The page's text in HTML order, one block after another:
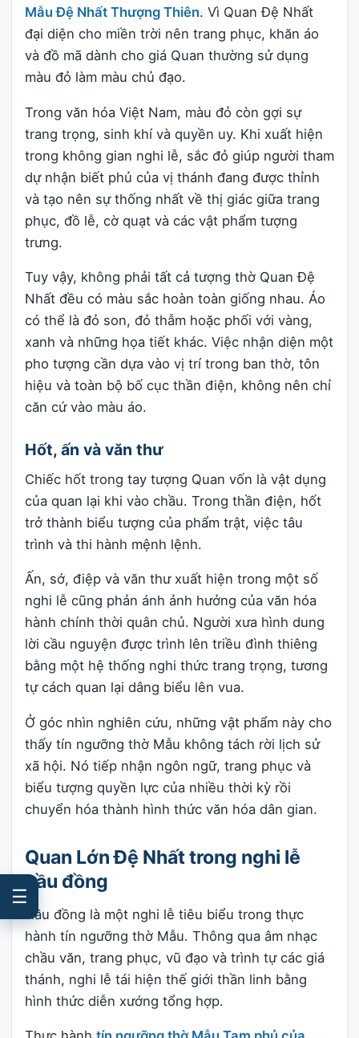
Mẫu Đệ Nhất Thượng Thiên. Vì Quan Đệ Nhất
đại diện cho miền trời nên trang phục, khăn áo
và đồ mã dành cho giá Quan thường sử dụng
màu đỏ làm màu chủ đạo.
Trong văn hóa Việt Nam, màu đỏ còn gợi sự
trang trọng, sinh khí và quyền uy. Khi xuất hiện
trong không gian nghi lễ, sắc đỏ giúp người tham
dự nhận biết phủ của vị thánh đang được thỉnh
và tạo nên sự thống nhất về thị giác giữa trang
phục, đồ lễ, cờ quạt và các vật phẩm tượng
trưng.
Tuy vậy, không phải tất cả tượng thờ Quan Đệ
Nhất đều có màu sắc hoàn toàn giống nhau. Áo
có thể là đỏ son, đỏ thẫm hoặc phối với vàng,
xanh và những họa tiết khác. Việc nhận diện một
pho tượng cần dựa vào vị trí trong ban thờ, tôn
hiệu và toàn bộ bố cục thần điện, không nên chỉ
căn cứ vào màu áo.
Hốt, ấn và văn thư
Chiếc hốt trong tay tượng Quan vốn là vật dụng
của quan lại khi vào chầu. Trong thần điện, hốt
trở thành biểu tượng của phẩm trật, việc tâu
trình và thi hành mệnh lệnh.
Ấn, sớ, điệp và văn thư xuất hiện trong một số
nghi lễ cũng phản ánh ảnh hưởng của văn hóa
hành chính thời quân chủ. Người xưa hình dung
lời cầu nguyện được trình lên triều đình thiêng
bằng một hệ thống nghi thức trang trọng, tương
tự cách quan lại dâng biểu lên vua.
Ở góc nhìn nghiên cứu, những vật phẩm này cho
thấy tín ngưỡng thờ Mẫu không tách rời lịch sử
xã hội. Nó tiếp nhận ngôn ngữ, trang phục và
biểu tượng quyền lực của nhiều thời kỳ rồi
chuyển hóa thành hình thức văn hóa dân gian.
Quan Lớn Đệ Nhất trong nghi lễ
hầu đồng
Hầu đồng là một nghi lễ tiêu biểu trong thực
hành tín ngưỡng thờ Mẫu. Thông qua âm nhạc
chầu văn, trang phục, vũ đạo và trình tự các giá
thánh, nghi lễ tái hiện thế giới thần linh bằng
hình thức diễn xướng tổng hợp.
☰